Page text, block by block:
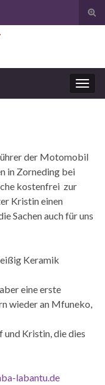
der Motomobil
in Zorneding bei
kostenfrei zur
Kristin einen
Sachen auch für uns
Keramik
eine erste
wieder an Mfuneko,
und Kristin, die dies
labantu.de